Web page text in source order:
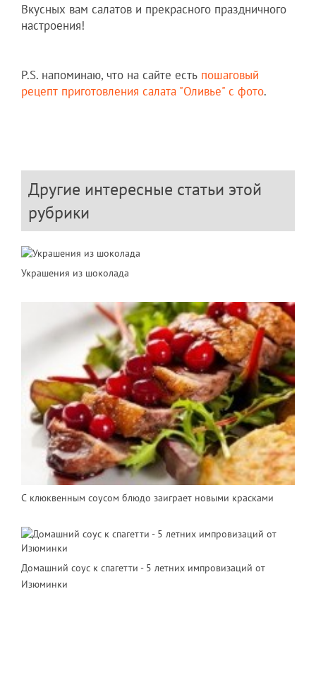
Вкусных вам салатов и прекрасного праздничного
настроения!
P.S. напоминаю, что на сайте есть пошаговый
рецепт приготовления салата "Оливье" с фото.
Другие интересные статьи этой
рубрики
Украшения из шоколада
С клюквенным соусом блюдо заиграет новыми красками
Домашний соус к спагетти - 5 летних импровизаций от
Изюминки